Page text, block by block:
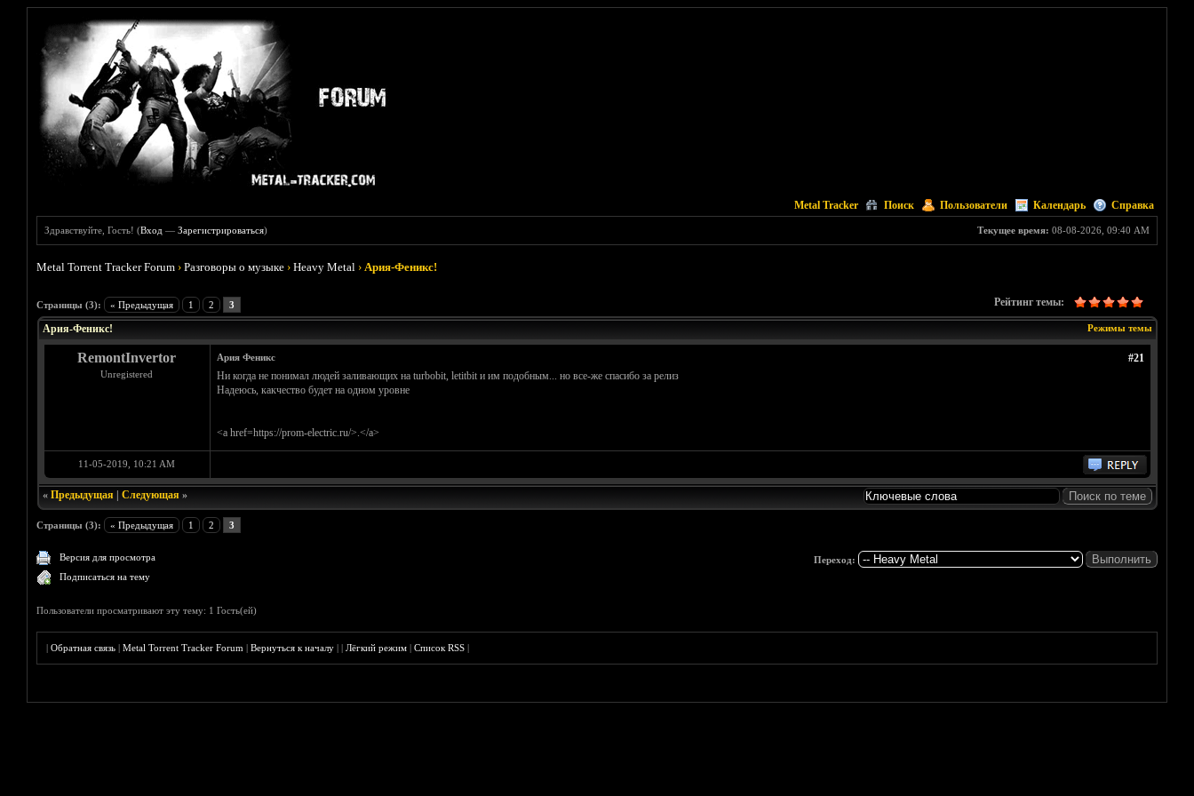
Metal Tracker Поиск Пользователи Календарь Справка
Текущее время: 08-08-2026, 09:40 AM
Здравствуйте, Гость! (Вход —Зарегистрироваться)
Metal Torrent Tracker Forum ›Разговоры о музыке ›Heavy Metal ›Ария-Феникс!
Страницы (3): « Предыдущая 1 2 3 Рейтинг темы:
Голосов: 2 - Средняя оценка: 5
1
2
3
4
5
Режимы темы
Ария-Феникс!
RemontInvertor
Unregistered
#21
Ария Феникс
Ни когда не понимал людей заливающих на turbobit, letitbit и им подобным... но все-же спасибо за релиз
Надеюсь, какчество будет на одном уровне
<a href=https://prom-electric.ru/>.</a>
11-05-2019, 10:21 AM
« Предыдущая| Следующая»
Страницы (3): « Предыдущая 1 2 3
Версия для просмотра
Подписаться на тему
Переход:
Пользователи просматривают эту тему: 1 Гость(ей)
|Обратная связь |Metal Torrent Tracker Forum |Вернуться к началу ||Лёгкий режим |Список RSS |